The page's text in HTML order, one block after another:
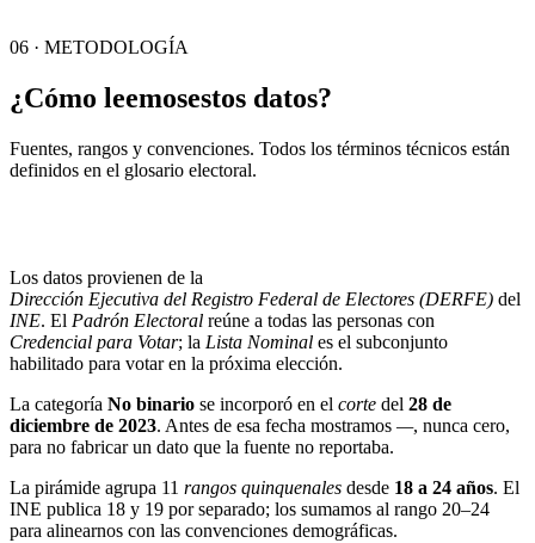
06 · METODOLOGÍA
¿Cómo leemosestos datos?
Fuentes, rangos y convenciones. Todos los términos técnicos están
definidos en el glosario electoral.
Los datos provienen de la
Dirección Ejecutiva del Registro Federal de Electores (DERFE) del
INE. El Padrón Electoral reúne a todas las personas con
Credencial para Votar; la Lista Nominal es el subconjunto
habilitado para votar en la próxima elección.
La categoría No binario se incorporó en el corte del 28 de
diciembre de 2023. Antes de esa fecha mostramos —, nunca cero,
para no fabricar un dato que la fuente no reportaba.
La pirámide agrupa 11 rangos quinquenales desde 18 a 24 años. El
INE publica 18 y 19 por separado; los sumamos al rango 20–24
para alinearnos con las convenciones demográficas.